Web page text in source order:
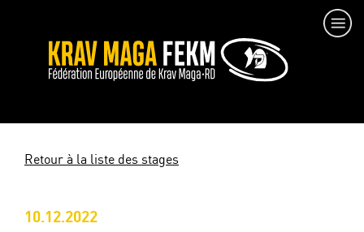
Retour à la liste des stages
10.12.2022